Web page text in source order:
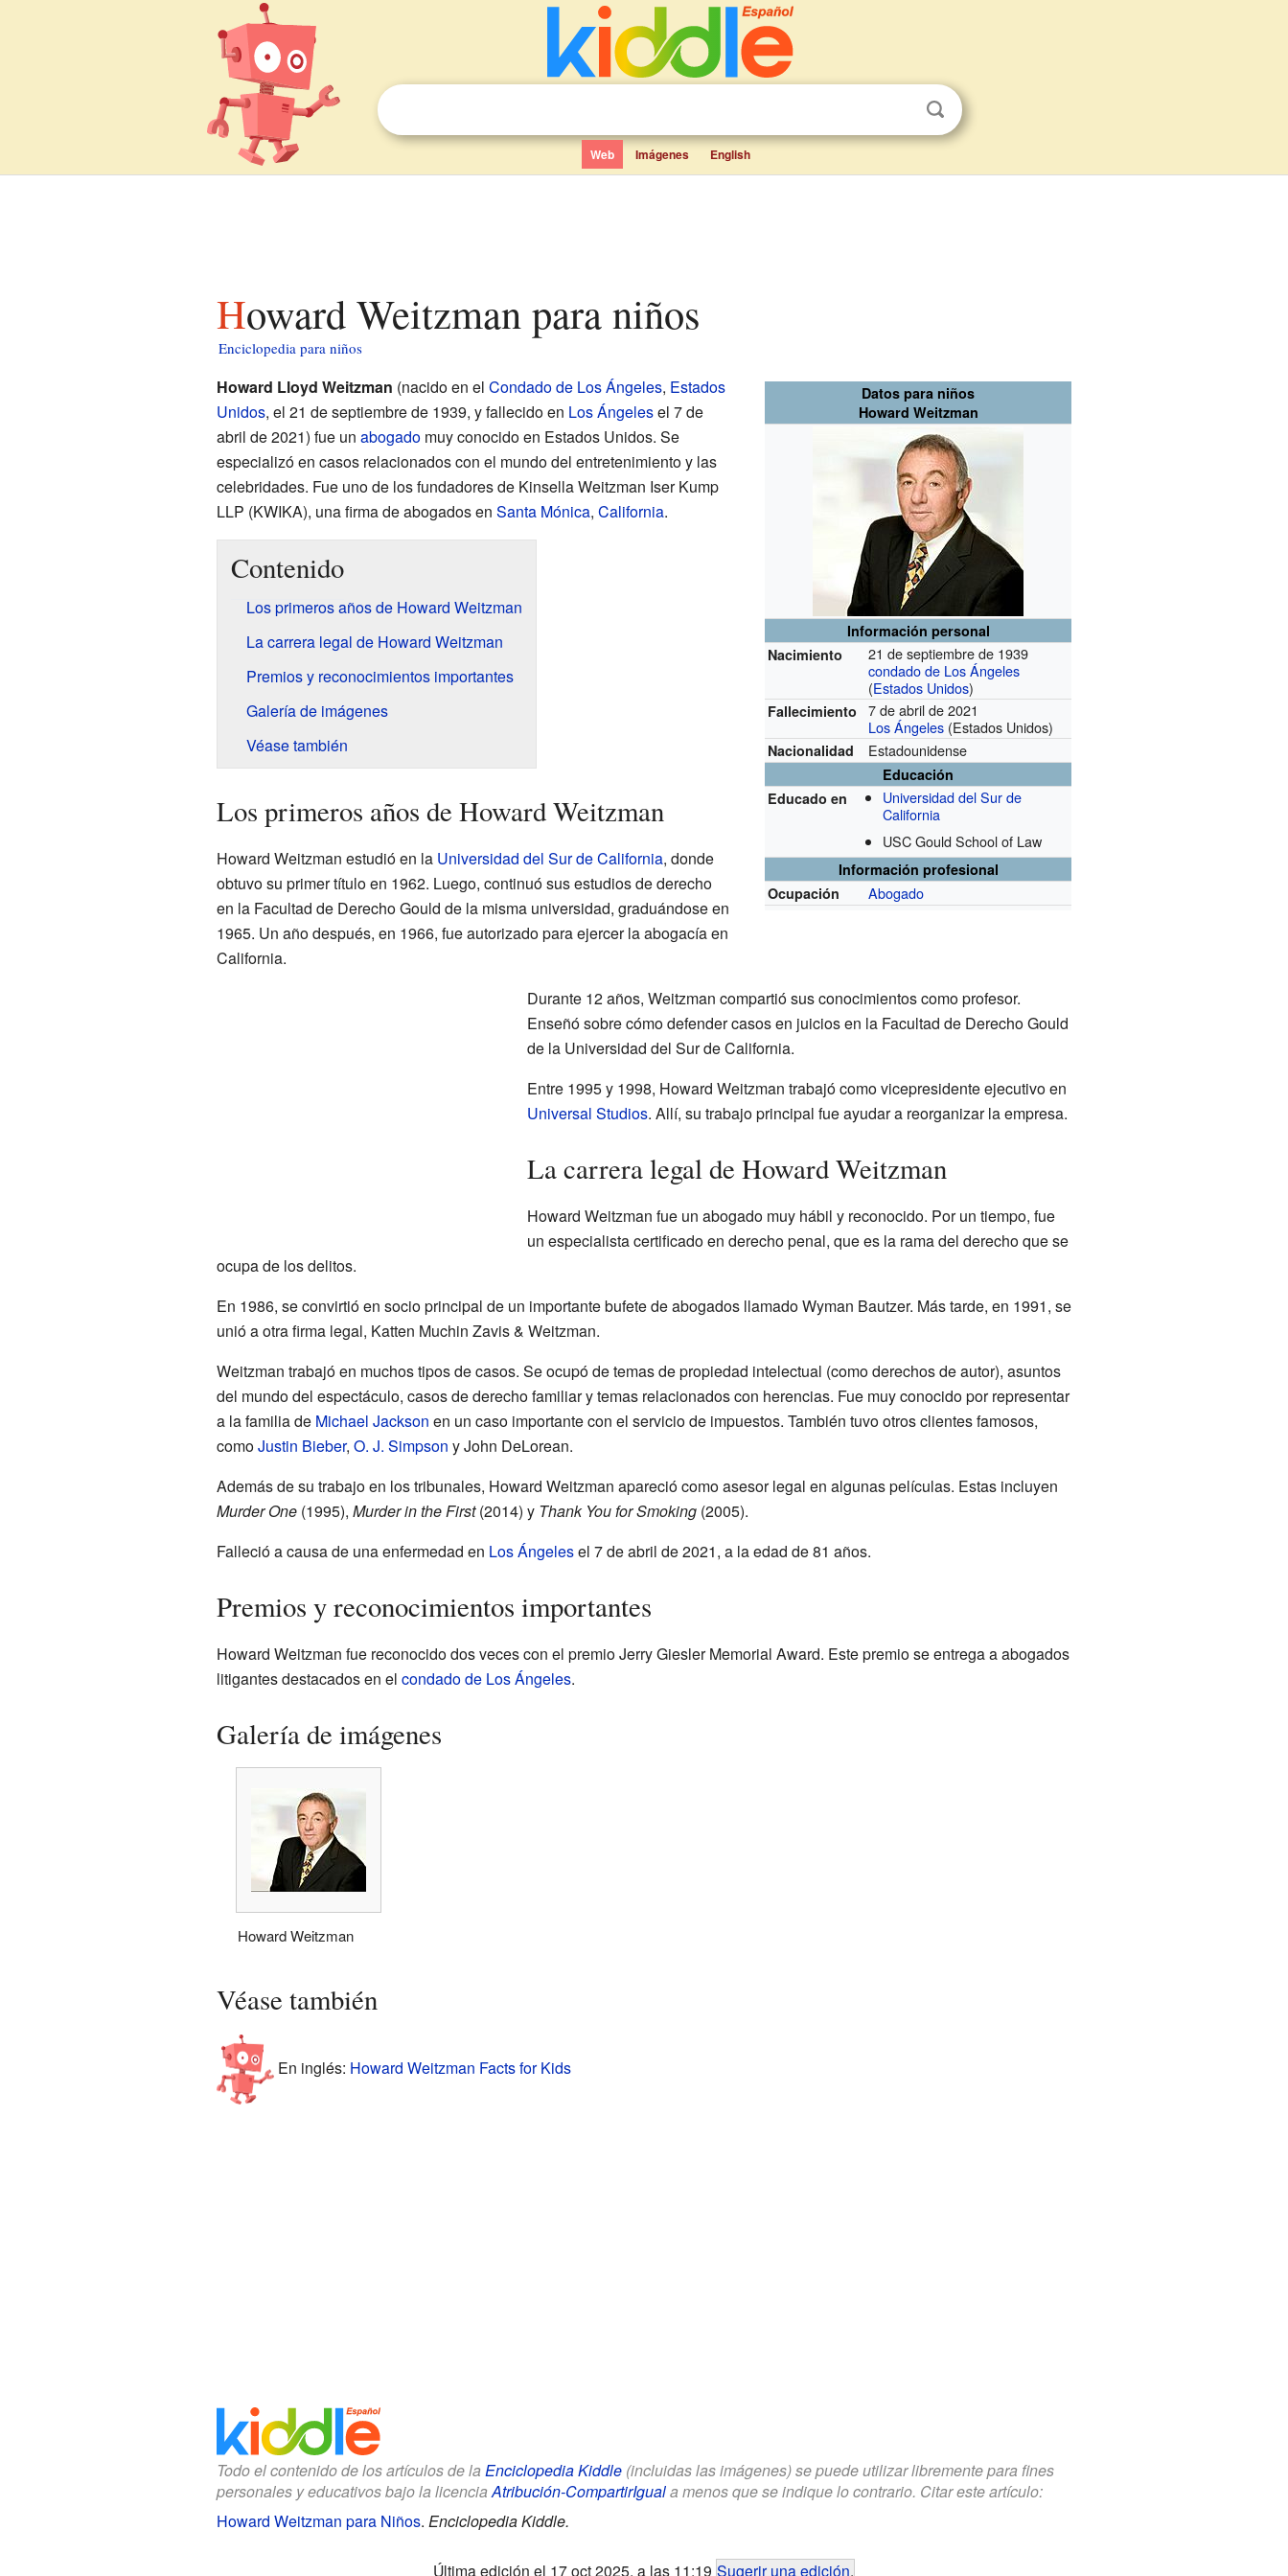
Web Imágenes English
Howard Weitzman para niños
Enciclopedia para niños
Datos para niños
Howard Weitzman
Información personal
Nacimiento
21 de septiembre de 1939
condado de Los Ángeles
(Estados Unidos)
Fallecimiento
7 de abril de 2021
Los Ángeles (Estados Unidos)
Nacionalidad Estadounidense
Educación
Educado en
Universidad del Sur de
California
USC Gould School of Law
Información profesional
Ocupación
Abogado
Howard Lloyd Weitzman (nacido en el Condado de Los Ángeles, Estados
Unidos, el 21 de septiembre de 1939, y fallecido en Los Ángelesel 7 de
abril de 2021) fue un abogadomuy conocido en Estados Unidos. Se
especializó en casos relacionados con el mundo del entretenimiento y las
celebridades. Fue uno de los fundadores de Kinsella Weitzman Iser Kump
LLP (KWIKA), una firma de abogados en Santa Mónica, California.
Contenido
Los primeros años de Howard Weitzman
La carrera legal de Howard Weitzman
Premios y reconocimientos importantes
Galería de imágenes
Véase también
Los primeros años de Howard Weitzman
Howard Weitzman estudió en la Universidad del Sur de California, donde
obtuvo su primer título en 1962. Luego, continuó sus estudios de derecho
en la Facultad de Derecho Gould de la misma universidad, graduándose en
1965. Un año después, en 1966, fue autorizado para ejercer la abogacía en
California.
Durante 12 años, Weitzman compartió sus conocimientos como profesor.
Enseñó sobre cómo defender casos en juicios en la Facultad de Derecho Gould
de la Universidad del Sur de California.
Entre 1995 y 1998, Howard Weitzman trabajó como vicepresidente ejecutivo en
Universal Studios. Allí, su trabajo principal fue ayudar a reorganizar la empresa.
La carrera legal de Howard Weitzman
Howard Weitzman fue un abogado muy hábil y reconocido. Por un tiempo, fue
un especialista certificado en derecho penal, que es la rama del derecho que se
ocupa de los delitos.
En 1986, se convirtió en socio principal de un importante bufete de abogados llamado Wyman Bautzer. Más tarde, en 1991, se
unió a otra firma legal, Katten Muchin Zavis & Weitzman.
Weitzman trabajó en muchos tipos de casos. Se ocupó de temas de propiedad intelectual (como derechos de autor), asuntos
del mundo del espectáculo, casos de derecho familiar y temas relacionados con herencias. Fue muy conocido por representar
a la familia de Michael Jackson en un caso importante con el servicio de impuestos. También tuvo otros clientes famosos,
comoJustin Bieber, O. J. Simpson y John DeLorean.
Además de su trabajo en los tribunales, Howard Weitzman apareció como asesor legal en algunas películas. Estas incluyen
Murder One(1995), Murder in the First(2014) y Thank You for Smoking(2005).
Falleció a causa de una enfermedad en Los Ángelesel 7 de abril de 2021, a la edad de 81 años.
Premios y reconocimientos importantes
Howard Weitzman fue reconocido dos veces con el premio Jerry Giesler Memorial Award. Este premio se entrega a abogados
litigantes destacados en el condado de Los Ángeles.
Galería de imágenes
Howard Weitzman
Véase también
En inglés: Howard Weitzman Facts for Kids
Todo el contenido de los artículos de la Enciclopedia Kiddle(incluidas las imágenes) se puede utilizar libremente para fines
personales y educativos bajo la licencia Atribución-CompartirIguala menos que se indique lo contrario. Citar este artículo:
Howard Weitzman para Niños. Enciclopedia Kiddle.
Última edición el 17 oct 2025, a las 11:19 Sugerir una edición.